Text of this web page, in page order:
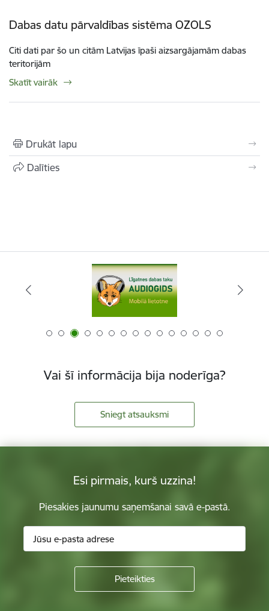
Dabas datu pārvaldības sistēma OZOLS
Citi dati par šo un citām Latvijas īpaši aizsargājamām dabas
teritorijām
Skatīt vairāk
Drukāt lapu
Dalīties
Vai šī informācija bija noderīga?
Sniegt atsauksmi
Esi pirmais, kurš uzzina!
Piesakies jaunumu saņemšanai savā e-pastā.